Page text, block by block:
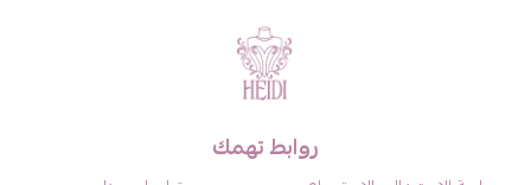
روابط تهمك